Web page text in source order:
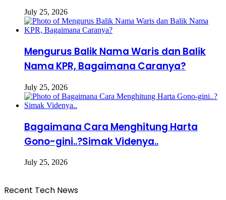
July 25, 2026
Mengurus Balik Nama Waris dan Balik
Nama KPR, Bagaimana Caranya?
July 25, 2026
Bagaimana Cara Menghitung Harta
Gono-gini..?Simak Videnya..
July 25, 2026
Recent Tech News